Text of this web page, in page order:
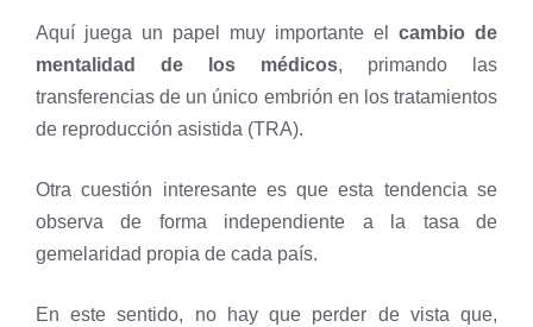
Aquí juega un papel muy importante el cambio de
mentalidad de los médicos, primando las
transferencias de un único embrión en los tratamientos
de reproducción asistida (TRA).
Otra cuestión interesante es que esta tendencia se
observa de forma independiente a la tasa de
gemelaridad propia de cada país.
En este sentido, no hay que perder de vista que,